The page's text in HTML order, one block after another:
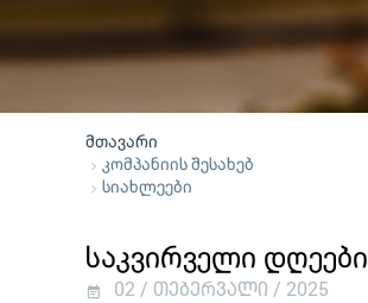
მთავარი
კომპანიის შესახებ
სიახლეები
საკვირველი დღეები
02 / თებერვალი / 2025